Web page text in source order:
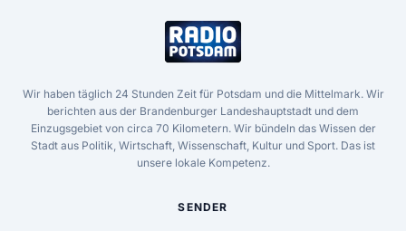
Wir haben täglich 24 Stunden Zeit für Potsdam und die Mittelmark. Wir
berichten aus der Brandenburger Landeshauptstadt und dem
Einzugsgebiet von circa 70 Kilometern. Wir bündeln das Wissen der
Stadt aus Politik, Wirtschaft, Wissenschaft, Kultur und Sport. Das ist
unsere lokale Kompetenz.
SENDER